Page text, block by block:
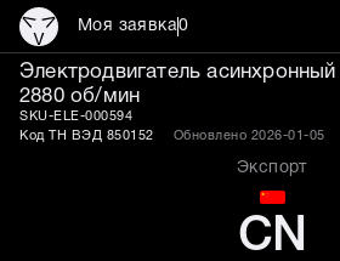
Моя заявка0
Электродвигатель
2880 об/мин
SKU-ELE-000594
Код ТН ВЭД 850152
Обновлено 2026-01-05
Экспорт
CN